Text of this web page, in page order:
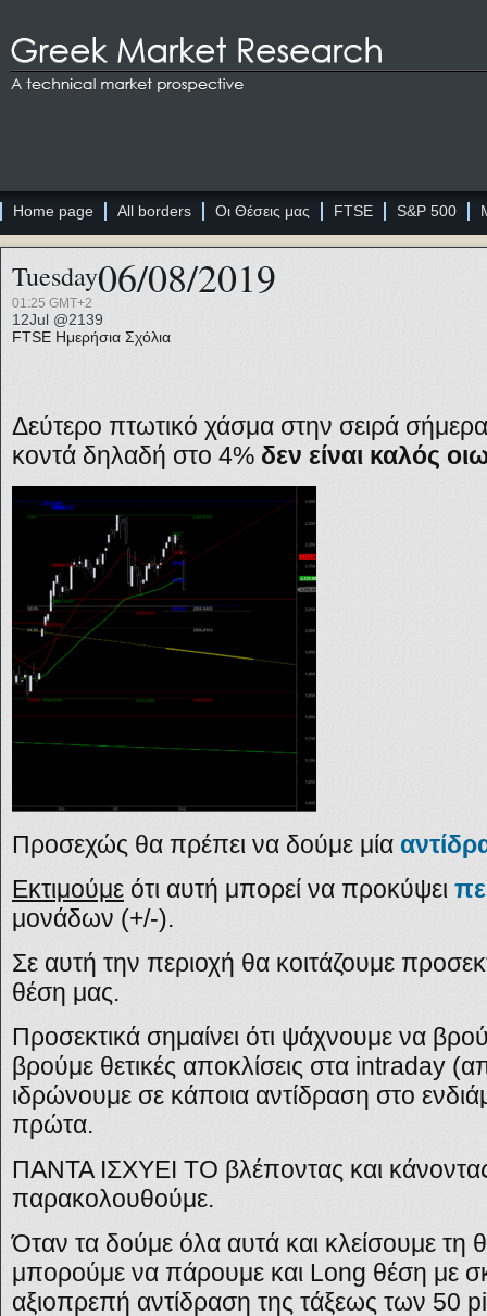
Home page All borders Οι Θέσεις μας FTSE S&P 500
Tuesday06/08/2019
01:25 GMT+2
12Jul @2139
FTSE Ημερήσια Σχόλια
Δεύτερο πτωτικό χάσμα στην σειρά
κοντά δηλαδή στο 4% δεν είναι καλός
Προσεχώς θα πρέπει να δούμε μία
Εκτιμούμε ότι αυτή μπορεί να προκύψει
μονάδων (+/-).
Σε αυτή την περιοχή θα κοιτάζουμε
θέση μας.
Προσεκτικά σημαίνει ότι ψάχνουμε να
βρούμε θετικές αποκλίσεις στα intraday (
ιδρώνουμε σε κάποια αντίδραση στο
πρώτα.
ΠΑΝΤΑ ΙΣΧΥΕΙ ΤΟ βλέποντας και
παρακολουθούμε.
Όταν τα δούμε όλα αυτά και κλείσουμε τη
μπορούμε να πάρουμε και Long θέση με
αξιοπρεπή αντίδραση της τάξεως των 50